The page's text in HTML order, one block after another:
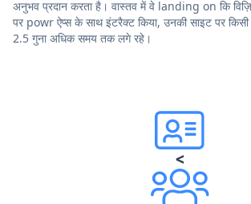
अनुभव प्रदान करता है। वास्तव में वे landing on कि
पर powr ऐप्स के साथ इंटरैक्ट किया, उनकी साइट पर किसी
2.5 गुना अधिक समय तक लगे रहे।
<